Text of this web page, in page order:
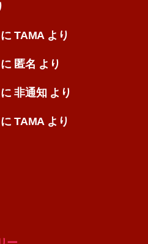
にTAMAより
に 匿名 より
に非通知 より
にTAMAより